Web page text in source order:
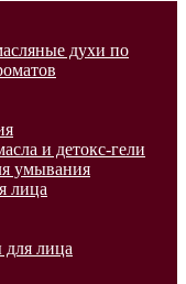
духи по
и детокс-гели
умывания
лица
лица